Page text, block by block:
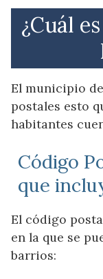
¿Cuál
El municipio
postales esto
habitantes
Código
que
El código
en la que se
barrios: